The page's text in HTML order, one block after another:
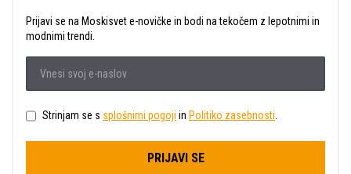
Prijavi se na Moskisvet e-novičke in bodi na tekočem z lepotnimi in
modnimi trendi.
Strinjam se s splošnimi pogoji in Politiko zasebnosti.
PRIJAVI SE